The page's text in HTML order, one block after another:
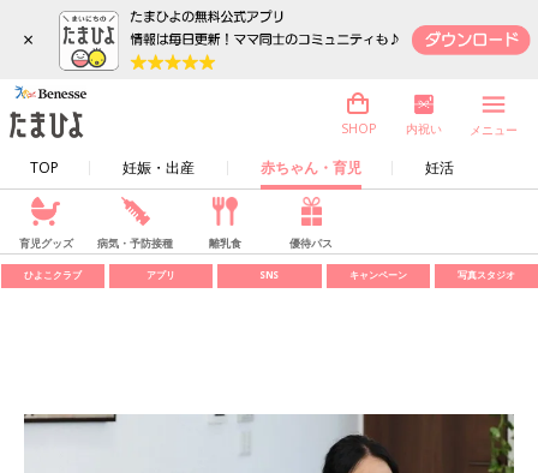
×
TOP 妊娠・出産 赤ちゃん・育児 妊活
SHOP 内祝い メニュー
育児グッズ 病気・予防接種 離乳食 優待パス
ひよこクラブ アプリ SNS キャンペーン 写真スタジオ